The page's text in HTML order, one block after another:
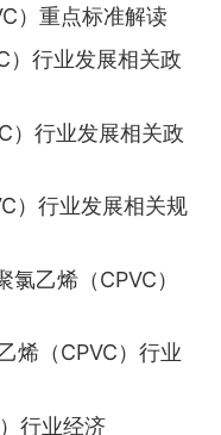
）重点标准解读
）行业发展相关政
）行业发展相关政
）行业发展相关规
氯乙烯（CPVC）
烯（CPVC）行业
行业经济